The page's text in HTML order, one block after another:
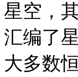
星空，
汇编了
大多数